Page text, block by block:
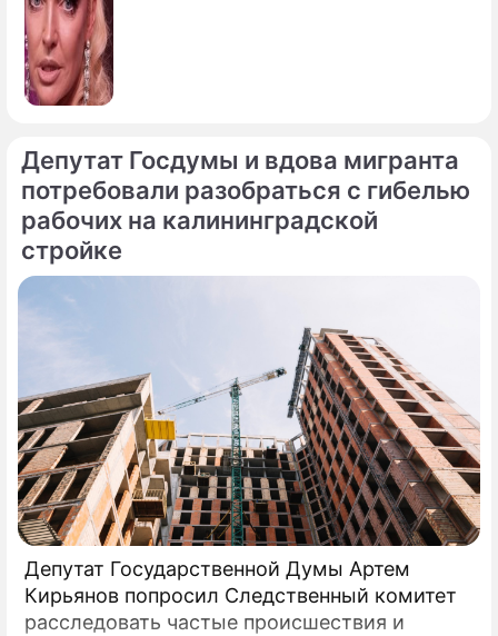
Депутат Госдумы и вдова мигранта
потребовали разобраться с гибелью
рабочих на калининградской
стройке
Депутат Государственной Думы Артем
Кирьянов попросил Следственный комитет
расследовать частые происшествия и